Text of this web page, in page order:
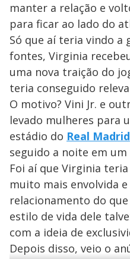
manter a relação e
para ficar ao lado do
Só que aí teria vindo a
fontes, Virginia
uma nova traição do
teria conseguido
O motivo? Vini Jr. e
levado mulheres para
estádio do Real Madrid
seguido a noite em um
Foi aí que Virginia
muito mais envolvida
relacionamento do
estilo de vida dele
com a ideia de
Depois disso, veio o